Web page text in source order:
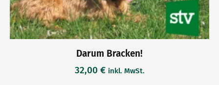
Darum Bracken!
32,00 € inkl. MwSt.